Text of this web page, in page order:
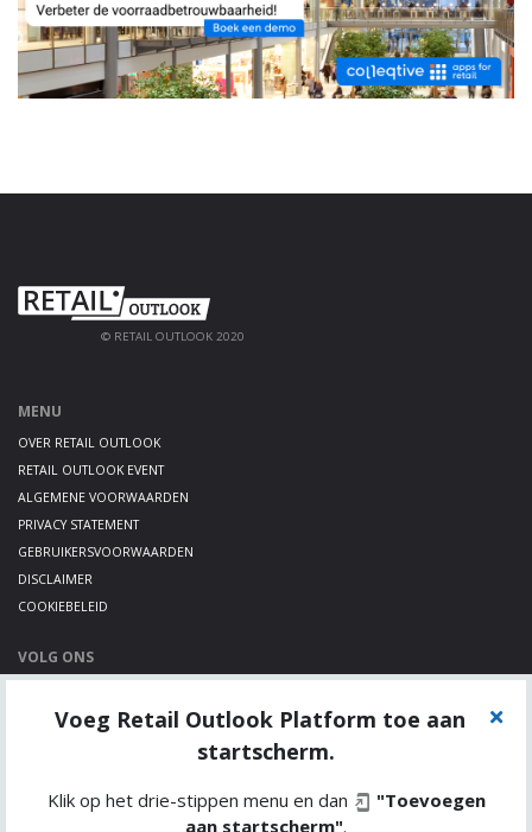
© RETAIL OUTLOOK 2020
MENU
OVER RETAIL OUTLOOK
RETAIL OUTLOOK EVENT
ALGEMENE VOORWAARDEN
PRIVACY STATEMENT
GEBRUIKERSVOORWAARDEN
DISCLAIMER
COOKIEBELEID
VOLG ONS
TWITTER
Voeg Retail Outlook Platform toe aan
startscherm.
Klik op het drie-stippen menu en dan
"Toevoegen
aan startscherm".